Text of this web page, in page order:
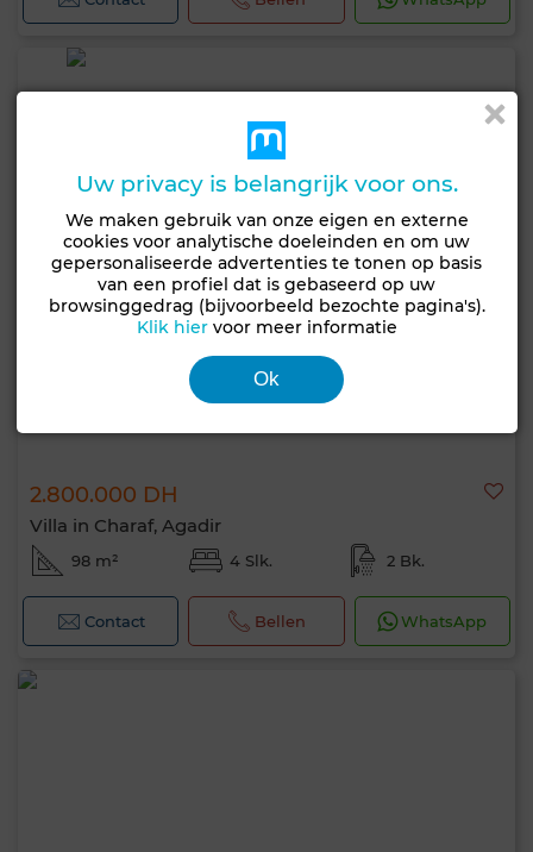
2.800.000 DH
Villa in Charaf, Agadir
98 m² 4 Slk. 2 Bk.
Contact Bellen WhatsApp
Uw privacy is belangrijk voor ons.
We maken gebruik van onze eigen en externe
cookies voor analytische doeleinden en om uw
gepersonaliseerde advertenties te tonen op basis
van een profiel dat is gebaseerd op uw
browsinggedrag (bijvoorbeeld bezochte pagina's).
Klik hiervoor meer informatie
Ok